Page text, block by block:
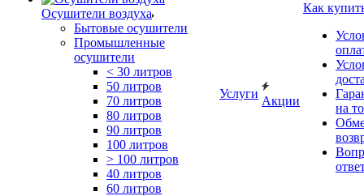
Осушители воздуха
Бытовые осушители
Промышленные
осушители
< 30 литров
50 литров
70 литров
80 литров
90 литров
100 литров
> 100 литров
40 литров
60 литров
Услуги
Акции
Как
на